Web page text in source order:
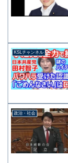
KSLチャンネル
政治・社会